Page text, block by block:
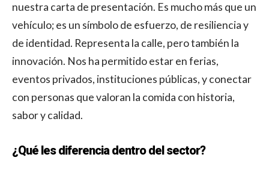
nuestra carta de presentación. Es mucho más que un
vehículo; es un símbolo de esfuerzo, de resiliencia y
de identidad. Representa la calle, pero también la
innovación. Nos ha permitido estar en ferias,
eventos privados, instituciones públicas, y conectar
con personas que valoran la comida con historia,
sabor y calidad.
¿Qué les diferencia dentro del sector?